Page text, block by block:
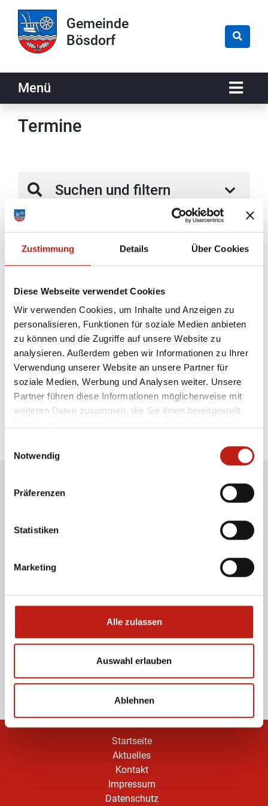
Zustimmung Details Über Cookies
Diese Webseite verwendet Cookies
Wir verwenden Cookies, um Inhalte und Anzeigen zu
personalisieren, Funktionen für soziale Medien anbieten
zu können und die Zugriffe auf unsere Website zu
analysieren. Außerdem geben wir Informationen zu Ihrer
Verwendung unserer Website an unsere Partner für
soziale Medien, Werbung und Analysen weiter. Unsere
Partner führen diese Informationen möglicherweise mit
weiteren Daten zusammen, die Sie ihnen bereitgestellt
Notwendig
Präferenzen
Statistiken
Marketing
Alle zulassen
Auswahl erlauben
Ablehnen
Gemeinde
Bösdorf
Menü
Termine
Suchen und filtern
Sie haben Veranstaltungen nach den folgenden
Kriterien gefiltert:
Es wurden keine Suchergebnisse gefunden, bitte
wählen Sie einen anderen Monat, Kategorie,
Suchbegriff, Ort oder eine andere Region aus.
Die Verantwortung für die sachliche Richtigkeit der
Angaben liegt bei den Veranstaltern.
Zugang für Veranstalter
Veranstaltung melden
eintragen? Registrieren Sie sich hier KOSTENLOS!
Kostenlos anmelden
Startseite
Aktuelles
Kontakt
Impressum
Datenschutz